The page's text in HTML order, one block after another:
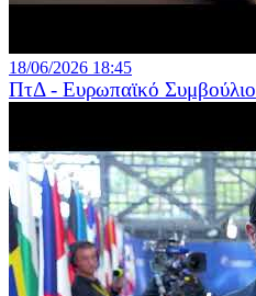
18/06/2026 18:45
ΠτΔ - Ευρωπαϊκό Συμβούλιο